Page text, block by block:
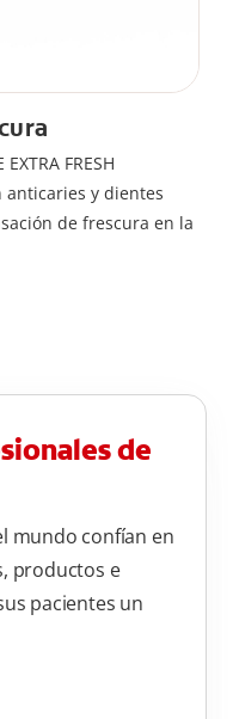
EXTRA FRESH
y dientes
de frescura en la
de
mundo confían en
productos e
pacientes un